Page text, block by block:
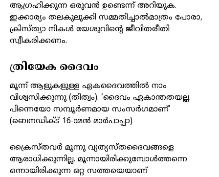
ആഗ്രഹിക്കുന്ന ഒരുവൻ ഉണ്ടെന്ന് അറിയുക.
ഇക്കാര്യം തലകുലുക്കി സമ്മതിച്ചാൽമാത്രം പോരാ,
ക്രിസ്ത്യാ നികൾ യേശുവിൻ്റെ ജീവിതരീതി
സ്വീകരിക്കണം.
ത്രിയേക ദൈവം
മൂന്ന് ആളുകളുള്ള ഏകദൈവത്തിൽ നാം
വിശ്വസിക്കുന്നു (തിത്വം). ‘ദൈവം ഏകാന്തതയല്ല.
പിന്നെയോ സമ്പൂർണമായ സംസർഗമാണ്’
(ബെനഡിക്‌ട് 16-ാമൻ മാർപാപ്പാ)
ക്രൈസ്തവർ മൂന്നു വ്യത്യസ്‌തദൈവങ്ങളെ
ആരാധിക്കുന്നില്ല. മൂന്നായിരിക്കുമ്പോൾത്തന്നെ
ഒന്നായിരിക്കുന്ന ഒറ്റ സത്തയെയാണ്